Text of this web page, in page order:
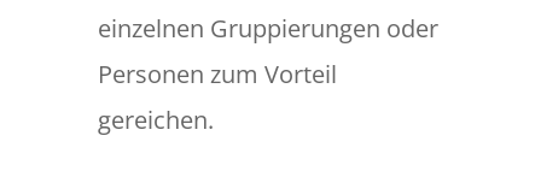
einzelnen Gruppierungen oder
Personen zum Vorteil
gereichen.